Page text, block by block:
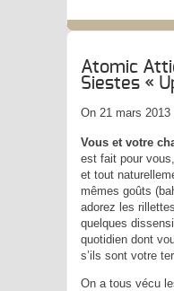
Atomic
Siestes «
On 21 mars
Vous et votre
est fait pour
et tout
mêmes goûts
adorez les
quelques
quotidien dont
s’ils sont votre
On a tous vécu